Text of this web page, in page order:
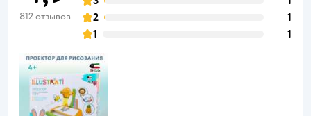
812 отзывов
2
1
1
1